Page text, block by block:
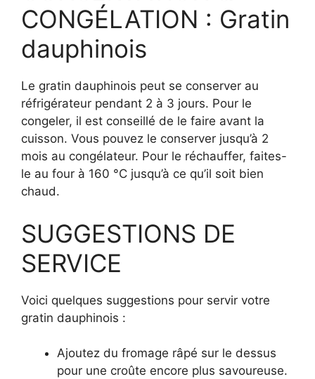
CONGÉLATION : Gratin
dauphinois
Le gratin dauphinois peut se conserver au
réfrigérateur pendant 2 à 3 jours. Pour le
congeler, il est conseillé de le faire avant la
cuisson. Vous pouvez le conserver jusqu’à 2
mois au congélateur. Pour le réchauffer, faites-
le au four à 160 °C jusqu’à ce qu’il soit bien
chaud.
SUGGESTIONS DE
SERVICE
Voici quelques suggestions pour servir votre
gratin dauphinois :
Ajoutez du fromage râpé sur le dessus
pour une croûte encore plus savoureuse.